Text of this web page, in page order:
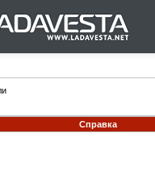
Справка